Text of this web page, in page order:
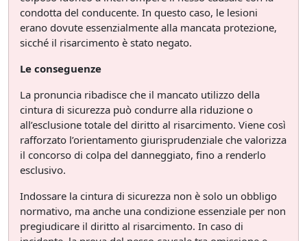
condotta del conducente. In questo caso, le lesioni
erano dovute essenzialmente alla mancata protezione,
sicché il risarcimento è stato negato.
Le conseguenze
La pronuncia ribadisce che il mancato utilizzo della
cintura di sicurezza può condurre alla riduzione o
all’esclusione totale del diritto al risarcimento. Viene così
rafforzato l’orientamento giurisprudenziale che valorizza
il concorso di colpa del danneggiato, fino a renderlo
esclusivo.
Indossare la cintura di sicurezza non è solo un obbligo
normativo, ma anche una condizione essenziale per non
pregiudicare il diritto al risarcimento. In caso di